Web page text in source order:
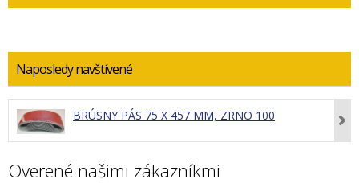
Naposledy navštívené
BRÚSNY PÁS 75 X 457 MM, ZRNO 100
Overené našimi zákazníkmi